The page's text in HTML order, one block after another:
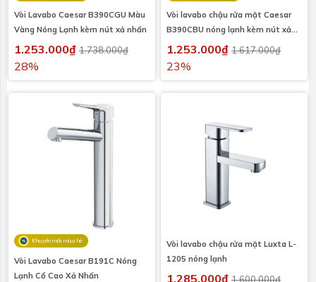
Vòi Lavabo Caesar B390CGU Màu
Vàng Nóng Lạnh kèm nút xả nhấn
1.253.000₫ 1.738.000₫
28%
Vòi lavabo chậu rửa mặt Caesar
B390CBU nóng lạnh kèm nút xả
nhấn
1.253.000₫ 1.617.000₫
23%
Khuyến mãi mùa hè
Vòi Lavabo Caesar B191C Nóng
Lạnh Cổ Cao Xả Nhấn
Vòi lavabo chậu rửa mặt Luxta L-
1205 nóng lạnh
1.285.000₫ 1.600.000₫